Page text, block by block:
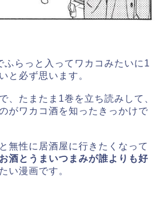
ふらっと入ってワカコみたいに1
と必ず思います。
、たまたま1巻を立ち読みして、
がワカコ酒を知ったきっかけで
無性に居酒屋に行きたくなって
酒とうまいつまみが誰よりも好
い漫画です。